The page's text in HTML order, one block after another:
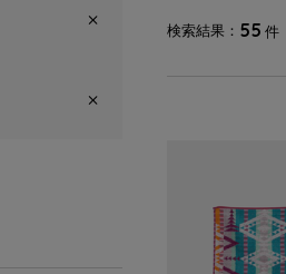
検索結果 55 件